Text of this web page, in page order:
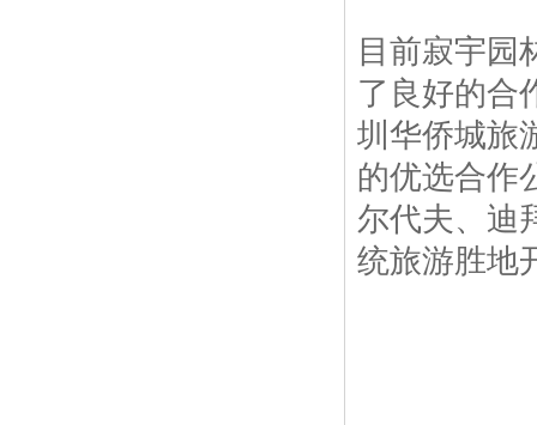
目前寂宇园
了良好的合
圳华侨城旅
的优选合作
尔代夫、迪
统旅游胜地